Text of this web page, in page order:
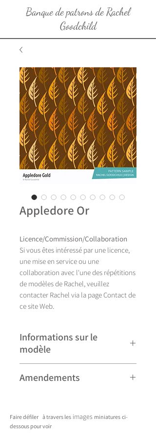
Banque de patrons de Rachel
Goodchild
Appledore Or
Licence/Commission/Collaboration
Si vous êtes intéressé par une licence,
une mise en service ou une
collaboration avec l'une des répétitions
de modèles de Rachel, veuillez
contacter Rachel via la page Contact de
ce site Web.
Informations sur le
modèle
Appledore se décline actuellement en
Amendements
mineures et peuvent donc différer
légèrement de ceux présentés. Toute
Faire défiler à travers les images miniatures ci-
dessous pour voir